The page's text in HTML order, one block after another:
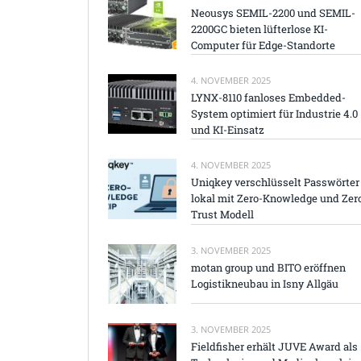
Neousys SEMIL-2200 und SEMIL-
2200GC bieten lüfterlose KI-
Computer für Edge-Standorte
4. NOVEMBER 2025
LYNX-8110 fanloses Embedded-
System optimiert für Industrie 4.0
und KI-Einsatz
4. NOVEMBER 2025
Uniqkey verschlüsselt Passwörter
lokal mit Zero-Knowledge und
Trust Modell
3. NOVEMBER 2025
motan group und BITO eröffnen
Logistikneubau in Isny Allgäu
3. NOVEMBER 2025
Fieldfisher erhält JUVE Award als